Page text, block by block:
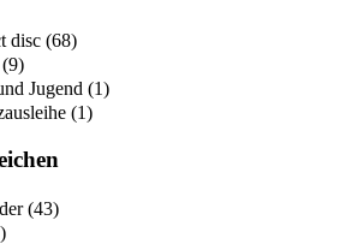
disc (68)
(9)
Jugend (1)
(1)
(43)